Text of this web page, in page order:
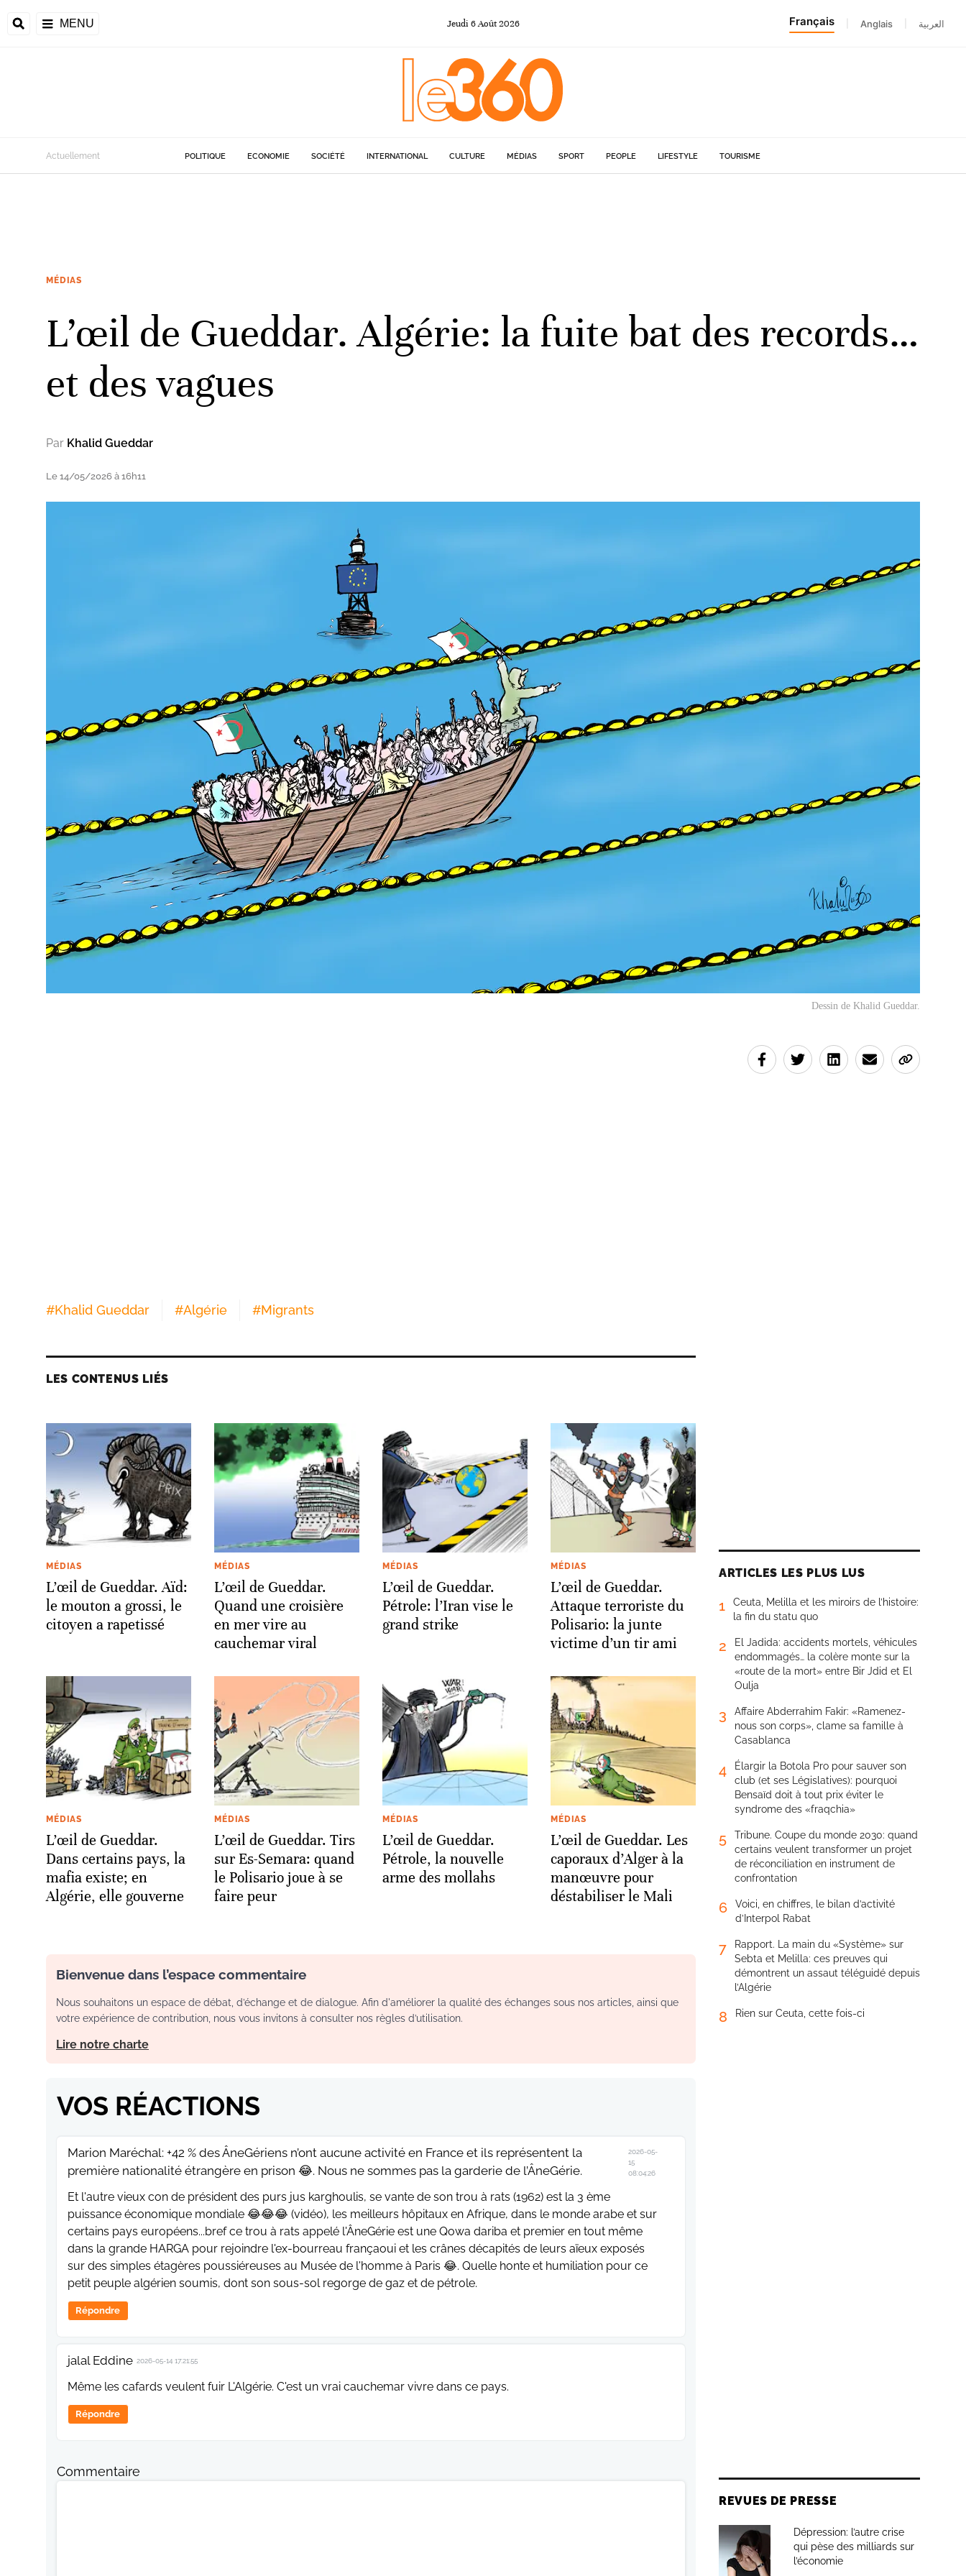
MENU Jeudi 6Août 2026 Français Anglais العربية
Actuellement POLITIQUE ECONOMIE SOCIÉTÉ INTERNATIONAL CULTURE MÉDIAS SPORT PEOPLE LIFESTYLE TOURISME
MÉDIAS
L’œil de Gueddar. Algérie: la fuite bat des records…
et des vagues
Par Khalid Gueddar
Le 14/05/2026 à 16h11
Dessin de Khalid Gueddar.
#Khalid Gueddar #Algérie #Migrants
LES CONTENUS LIÉS
MÉDIAS
L’œil de Gueddar. Aïd:
le mouton a grossi, le
citoyen a rapetissé
MÉDIAS
L’œil de Gueddar.
Quand une croisière
en mer vire au
cauchemar viral
MÉDIAS
L’œil de Gueddar.
Pétrole: l’Iran vise le
grand strike
MÉDIAS
L’œil de Gueddar.
Attaque terroriste du
Polisario: la junte
victime d’un tir ami
MÉDIAS
L’œil de Gueddar.
Dans certains pays, la
mafia existe; en
Algérie, elle gouverne
MÉDIAS
L’œil de Gueddar. Tirs
sur Es-Semara: quand
le Polisario joue à se
faire peur
MÉDIAS
L’œil de Gueddar.
Pétrole, la nouvelle
arme des mollahs
MÉDIAS
L’œil de Gueddar. Les
caporaux d’Alger à la
manœuvre pour
déstabiliser le Mali
Bienvenue dans l’espace commentaire
Nous souhaitons un espace de débat, d’échange et de dialogue. Afin d'améliorer la qualité des échanges sous nos articles, ainsi que
votre expérience de contribution, nous vous invitons à consulter nos règles d’utilisation.
Lire notre charte
VOS RÉACTIONS
Marion Maréchal: +42 % des ÂneGériens n’ont aucune activité en France et ils représentent la
première nationalité étrangère en prison 😂. Nous ne sommes pas la garderie de l’ÂneGérie.
2026-05-
15
08:04:26
Et l'autre vieux con de président des purs jus karghoulis, se vante de son trou à rats (1962) est la 3 ème
puissance économique mondiale 😂😂😂 (vidéo), les meilleurs hôpitaux en Afrique, dans le monde arabe et sur
certains pays européens...bref ce trou à rats appelé l'ÂneGérie est une Qowa dariba et premier en tout même
dans la grande HARGA pour rejoindre l'ex-bourreau françaoui et les crânes décapités de leurs aïeux exposés
sur des simples étagères poussiéreuses au Musée de l'homme à Paris 😂. Quelle honte et humiliation pour ce
petit peuple algérien soumis, dont son sous-sol regorge de gaz et de pétrole.
Répondre
jalal Eddine 2026-05-14 17:21:55
Même les cafards veulent fuir L'Algérie. C'est un vrai cauchemar vivre dans ce pays.
Répondre
Commentaire
ARTICLES LES PLUS LUS
1
Ceuta, Melilla et les miroirs de l’histoire:
la fin du statu quo
2
El Jadida: accidents mortels, véhicules
endommagés… la colère monte sur la
«route de la mort» entre Bir Jdid et El
Oulja
3
Affaire Abderrahim Fakir: «Ramenez-
nous son corps», clame sa famille à
Casablanca
4
Élargir la Botola Pro pour sauver son
club (et ses Législatives): pourquoi
Bensaïd doit à tout prix éviter le
syndrome des «fraqchia»
5
Tribune. Coupe du monde 2030: quand
certains veulent transformer un projet
de réconciliation en instrument de
confrontation
6
Voici, en chiffres, le bilan d’activité
d’Interpol Rabat
7
Rapport. La main du «Système» sur
Sebta et Melilla: ces preuves qui
démontrent un assaut téléguidé depuis
l’Algérie
8 Rien sur Ceuta, cette fois-ci
REVUES DE PRESSE
Dépression: l’autre crise
qui pèse des milliards sur
l’économie